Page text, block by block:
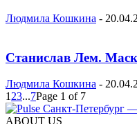
Людмила Кошкина -
Станислав Лем.
Людмила Кошкина -
1 23...7Page 1 of 7
ABOUT US